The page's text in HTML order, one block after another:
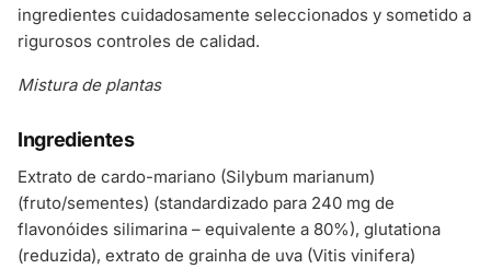
ingredientes cuidadosamente seleccionados y sometido a
rigurosos controles de calidad.
Mistura de plantas
Ingredientes
Extrato de cardo-mariano (Silybum marianum)
(fruto/sementes) (standardizado para 240 mg de
flavonóides silimarina – equivalente a 80%), glutationa
(reduzida), extrato de grainha de uva (Vitis vinifera)